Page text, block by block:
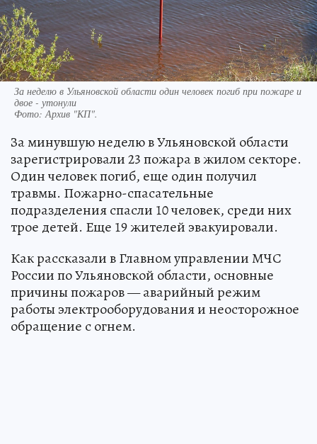
За неделю в Ульяновской области один человек погиб при пожаре и
двое - утонули
Фото:Архив "КП".
За минувшую неделю в Ульяновской области
зарегистрировали 23 пожара в жилом секторе.
Один человек погиб, еще один получил
травмы. Пожарно-спасательные
подразделения спасли 10 человек, среди них
трое детей. Еще 19 жителей эвакуировали.
Как рассказали в Главном управлении МЧС
России по Ульяновской области, основные
причины пожаров — аварийный режим
работы электрооборудования и неосторожное
обращение с огнем.